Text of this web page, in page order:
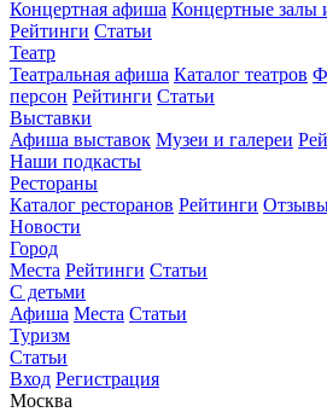
Концертная афиша Концертные залы
Рейтинги Статьи
Театр
Театральная афиша Каталог театров
персон Рейтинги Статьи
Выставки
Афиша выставок Музеи и галереи
Наши подкасты
Рестораны
Каталог ресторанов Рейтинги
Новости
Город
Места Рейтинги Статьи
С детьми
Афиша Места Статьи
Туризм
Статьи
Вход Регистрация
Москва